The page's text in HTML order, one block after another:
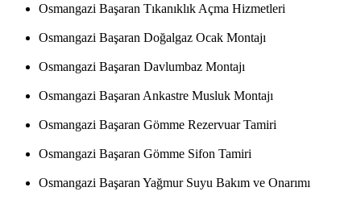
Osmangazi Başaran Tıkanıklık Açma Hizmetleri
Osmangazi Başaran Doğalgaz Ocak Montajı
Osmangazi Başaran Davlumbaz Montajı
Osmangazi Başaran Ankastre Musluk Montajı
Osmangazi Başaran Gömme Rezervuar Tamiri
Osmangazi Başaran Gömme Sifon Tamiri
Osmangazi Başaran Yağmur Suyu Bakım ve Onarımı